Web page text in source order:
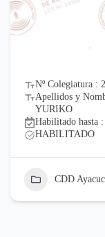
Nº Colegiatura :
Apellidos y
YURIKO
Habilitado hasta
HABILITADO
CDD